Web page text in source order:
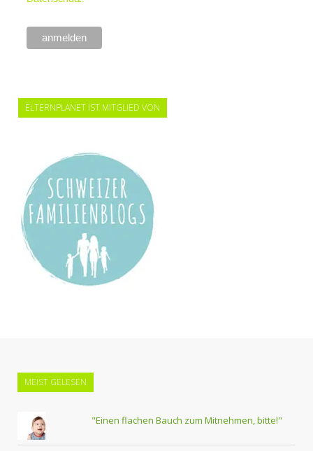
ELTERNPLANET IST MITGLIED VON
MEIST GELESEN
"Einen flachen Bauch zum Mitnehmen, bitte!"